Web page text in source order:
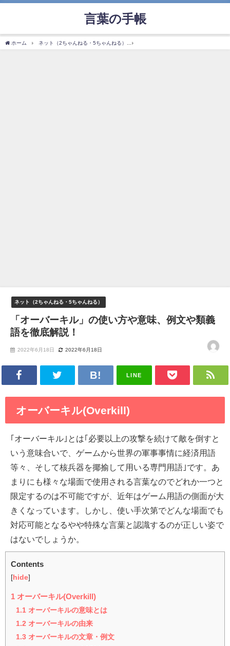
言葉の手帳
ホーム ネット（2ちゃんねる・5ちゃんねる）
ネット（2ちゃんねる・5ちゃんねる）
「オーバーキル」の使い方や意味、例文や類義
語を徹底解説！
2022年6月18日 2022年6月18日
LINE
オーバーキル(Overkill)
｢オーバーキル｣とは｢必要以上の攻撃を続けて敵を倒すと
いう意味合いで、ゲームから世界の軍事事情に経済用語
等々、そして核兵器を揶揄して用いる専門用語｣です。あ
まりにも様々な場面で使用される言葉なのでどれか一つと
限定するのは不可能ですが、近年はゲーム用語の側面が大
きくなっています。しかし、使い手次第でどんな場面でも
対応可能となるやや特殊な言葉と認識するのが正しい姿で
はないでしょうか。
Contents
[ hide]
1 オーバーキル(Overkill)
1.1 オーバーキルの意味とは
1.2 オーバーキルの由来
1.3 オーバーキルの文章・例文